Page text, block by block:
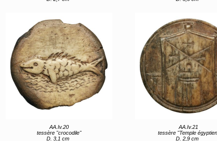
AA.Iv.20
tessère "crocodile"
D. 3,1 cm
AA.Iv.21
tessère "Temple
D. 2,9 cm